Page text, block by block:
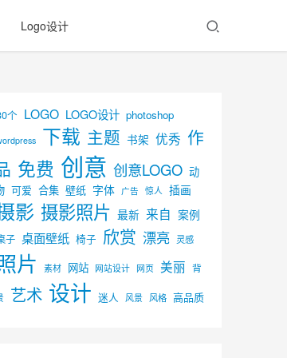
Logo设计
个 LOGO LOGO设计 photoshop
下载 主题 书架 优秀 作
免费 创意 创意LOGO 动
可爱 合集 壁纸 字体 广告 惊人 插画
影 摄影照片 最新 来自 案例
子 桌面壁纸 椅子 欣赏 漂亮 灵感
片 素材 网站 网站设计 网页 美丽 背
艺术 设计 迷人 风景 风格 高品质